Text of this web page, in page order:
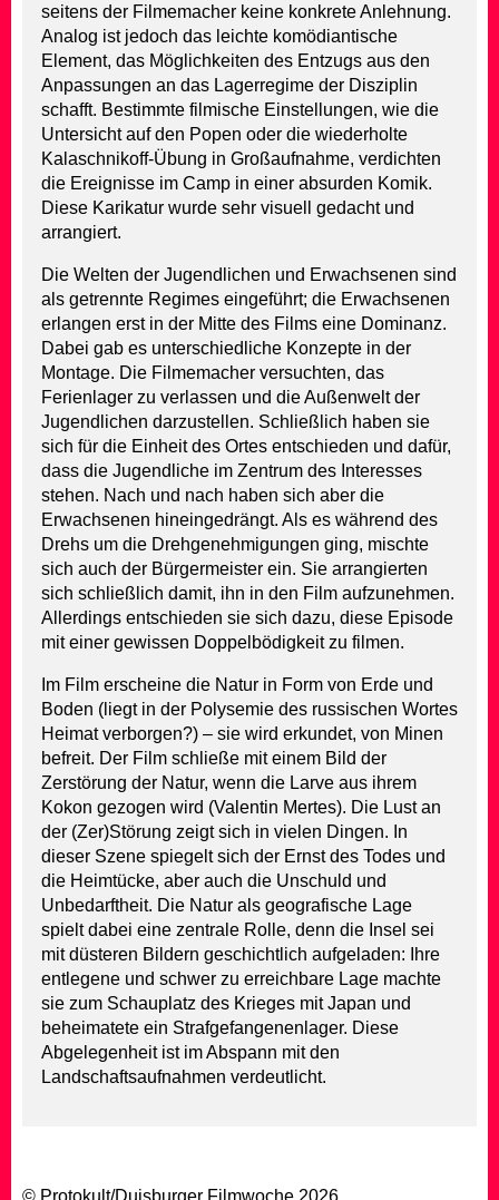
seitens der Filmemacher keine konkrete Anlehnung.
Analog ist jedoch das leichte komödiantische
Element, das Möglichkeiten des Entzugs aus den
Anpassungen an das Lagerregime der Disziplin
schafft. Bestimmte filmische Einstellungen, wie die
Untersicht auf den Popen oder die wiederholte
Kalaschnikoff-Übung in Großaufnahme, verdichten
die Ereignisse im Camp in einer absurden Komik.
Diese Karikatur wurde sehr visuell gedacht und
arrangiert.
Die Welten der Jugendlichen und Erwachsenen sind
als getrennte Regimes eingeführt; die Erwachsenen
erlangen erst in der Mitte des Films eine Dominanz.
Dabei gab es unterschiedliche Konzepte in der
Montage. Die Filmemacher versuchten, das
Ferienlager zu verlassen und die Außenwelt der
Jugendlichen darzustellen. Schließlich haben sie
sich für die Einheit des Ortes entschieden und dafür,
dass die Jugendliche im Zentrum des Interesses
stehen. Nach und nach haben sich aber die
Erwachsenen hineingedrängt. Als es während des
Drehs um die Drehgenehmigungen ging, mischte
sich auch der Bürgermeister ein. Sie arrangierten
sich schließlich damit, ihn in den Film aufzunehmen.
Allerdings entschieden sie sich dazu, diese Episode
mit einer gewissen Doppelbödigkeit zu filmen.
Im Film erscheine die Natur in Form von Erde und
Boden (liegt in der Polysemie des russischen Wortes
Heimat verborgen?) – sie wird erkundet, von Minen
befreit. Der Film schließe mit einem Bild der
Zerstörung der Natur, wenn die Larve aus ihrem
Kokon gezogen wird (Valentin Mertes). Die Lust an
der (Zer)Störung zeigt sich in vielen Dingen. In
dieser Szene spiegelt sich der Ernst des Todes und
die Heimtücke, aber auch die Unschuld und
Unbedarftheit. Die Natur als geografische Lage
spielt dabei eine zentrale Rolle, denn die Insel sei
mit düsteren Bildern geschichtlich aufgeladen: Ihre
entlegene und schwer zu erreichbare Lage machte
sie zum Schauplatz des Krieges mit Japan und
beheimatete ein Strafgefangenenlager. Diese
Abgelegenheit ist im Abspann mit den
Landschaftsaufnahmen verdeutlicht.
© Protokult/Duisburger Filmwoche 2026